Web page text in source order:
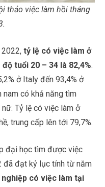
thảo việc làm hồi tháng
2022, tỷ lệ có việc làm ở
tuổi 20 – 34 là 82,4%.
ở Italy đến 93,4% ở
nam có khả năng tìm
Tỷ lệ có việc làm ở
trung cấp lên tới 79,7%.
đại học tìm được việc
đã đạt kỷ lục tính từ năm
có việc làm tại